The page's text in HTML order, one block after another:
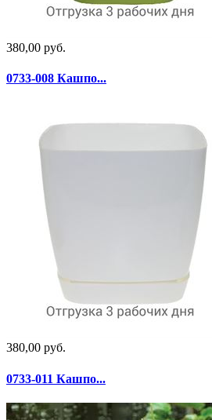
380,00 руб.
0733-008 Кашпо...
380,00 руб.
0733-011 Кашпо...